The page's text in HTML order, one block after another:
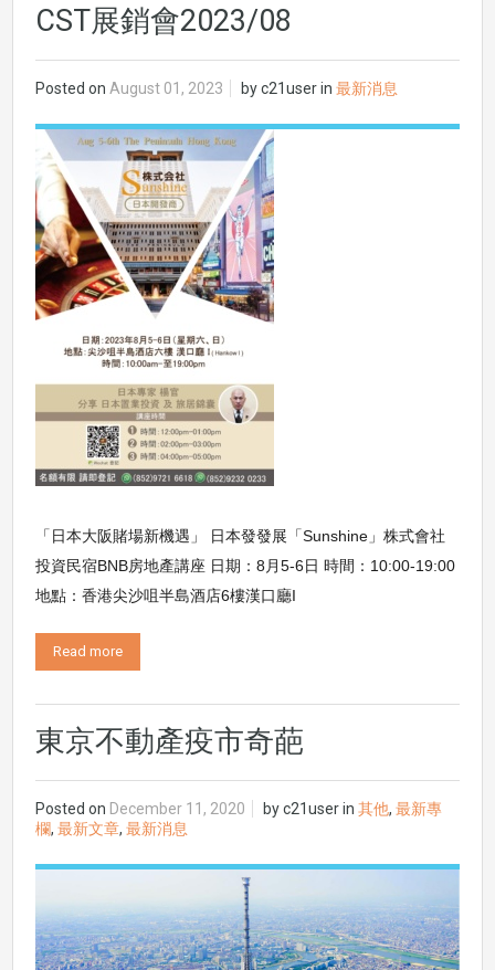
CST展銷會2023/08
Posted on August 01, 2023 byc21userin最新消息
「日本大阪賭場新機遇」 日本發發展「Sunshine」株式會社
投資民宿BNB房地產講座 日期：8月5-6日 時間：10:00-19:00
地點：香港尖沙咀半島酒店6樓漢口廳I
Read more
東京不動產疫市奇葩
Posted on December 11, 2020 byc21userin其他,最新專
欄,最新文章,最新消息